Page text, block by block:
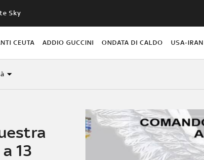
Sky
CEUTA ADDIO GUCCINI ONDATA DI CALDO USA-IRAN
13